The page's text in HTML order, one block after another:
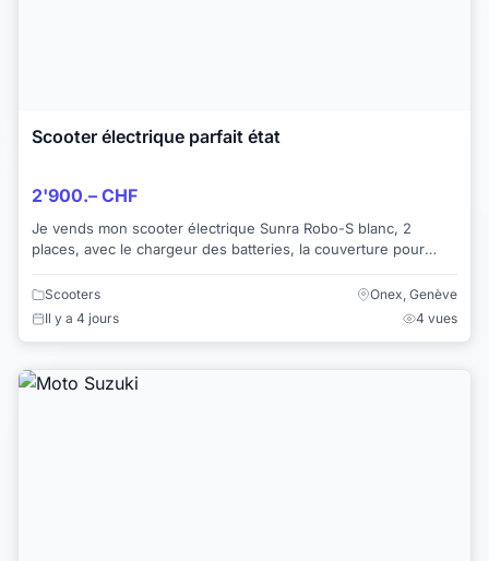
Scooter électrique parfait état
2'900.– CHF
Je vends mon scooter électrique Sunra Robo-S blanc, 2
places, avec le chargeur des batteries, la couverture pour
Scooters
Onex, Genève
Il y a 4 jours
4 vues